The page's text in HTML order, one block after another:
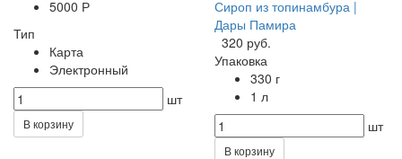
5000 Р
Тип
Карта
Электронный
шт
В корзину
Сироп из топинамбура |
Дары Памира
320 руб.
Упаковка
330 г
1 л
шт
В корзину